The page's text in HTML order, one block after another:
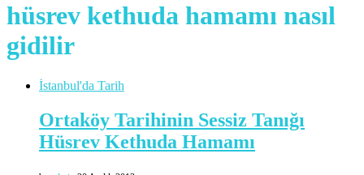
hüsrev kethuda hamamı nasıl
gidilir
İstanbul'da Tarih
Ortaköy Tarihinin Sessiz Tanığı
Hüsrev Kethuda Hamamı